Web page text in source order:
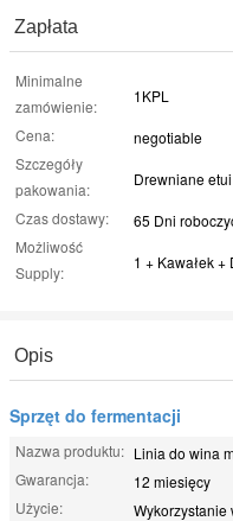
Zapłata
Minimalne
zamówienie:
1KPL
Cena:
negotiable
Szczegóły
pakowania:
Drewniane etui
Czas dostawy:
65 Dni
Możliwość
Supply:
1 + Kawałek +
Opis
Sprzęt do fermentacji
Nazwa produktu: Linia do wina
Gwarancja:
12 miesięcy
Użycie:
Wykorzystanie